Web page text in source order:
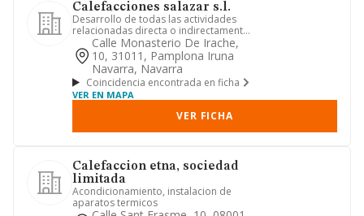
Calefacciones salazar s.l.
Desarrollo de todas las actividades
relacionadas directa o indirectamente
con el ramo de la fontane...
Calle Monasterio De Irache,
10, 31011, Pamplona Iruna
Navarra, Navarra
Coincidencia encontrada en ficha
VER EN MAPA
VER FICHA
Calefaccion etna, sociedad
limitada
Acondicionamiento, instalacion de
aparatos termicos